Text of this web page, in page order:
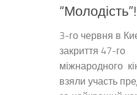
“Молодість”!
3-го червня в
закриття 47-го
міжнародного
взяли участь